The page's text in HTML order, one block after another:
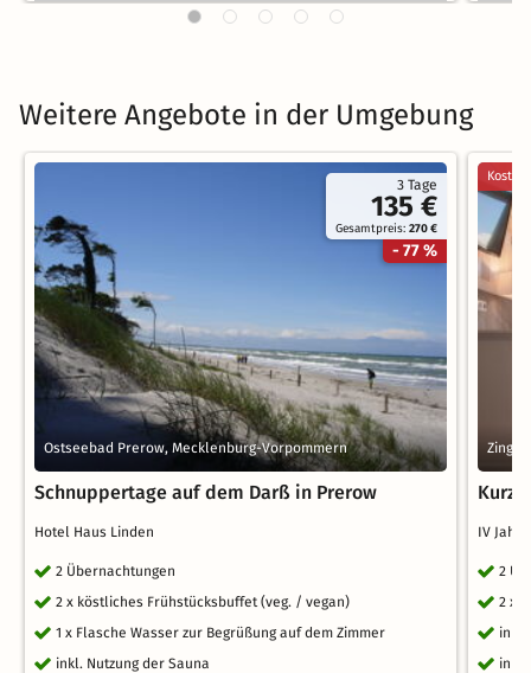
Weitere Angebote in der Umgebung
3 Tage
135 €
Gesamtpreis:270 €
- 77 %
Ostseebad Prerow, Mecklenburg-Vorpommern
Schnuppertage auf dem Darß in Prerow
Hotel Haus Linden
2 Übernachtungen
2 x köstliches Frühstücksbuffet (veg. / vegan)
1 x Flasche Wasser zur Begrüßung auf dem Zimmer
inkl. Nutzung der Sauna
IV
2
2 x
inkl.
inkl.